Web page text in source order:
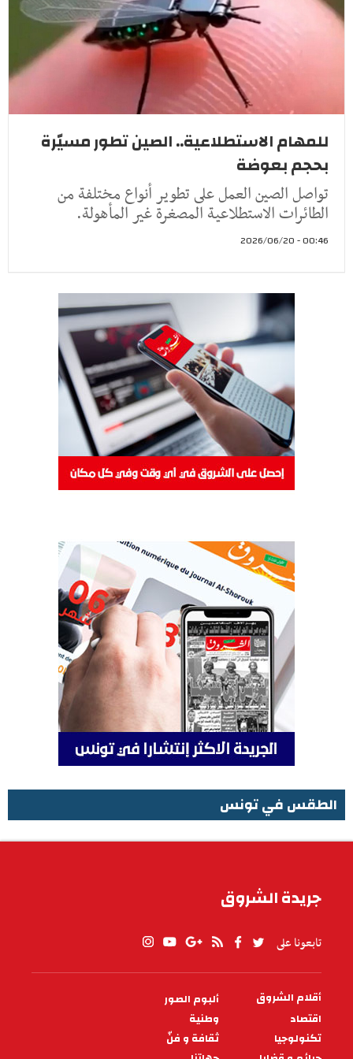
للمهام الاستطلاعية.. الصين تطور مسيّرة
بحجم بعوضة
تواصل الصين العمل على تطوير أنواع مختلفة من
الطائرات الاستطلاعية المصغرة غير المأهولة.
00:46 - 2026/06/20
الطقس في تونس
جريدة الشروق
تابعونا على
PIED
DE
PAGE
أقلام الشروق
ألبوم الصور
اقتصاد
وطنية
تكنولوجيا
ثقافة و فنّ